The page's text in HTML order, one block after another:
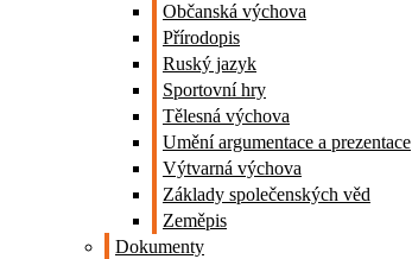
Občanská výchova
Přírodopis
Ruský jazyk
Sportovní hry
Tělesná výchova
Umění argumentace a prezentace
Výtvarná výchova
Základy společenských věd
Zeměpis
Dokumenty